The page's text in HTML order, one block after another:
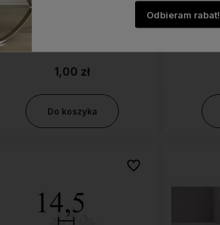
Próbka listwy przypodłogowej
1,00 zł
Do koszyka
Próbka
Do ulubionych
Odbieram rabat!